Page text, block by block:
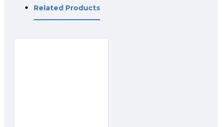
Related Products